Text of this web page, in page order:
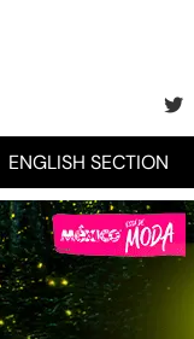
ENGLISH SECTION